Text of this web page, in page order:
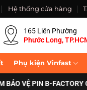
Hệ thống cửa hàng
165 Liên Phường
Phước Long,
Phụ kiện Vinfast
VỆ PIN B-FACTORY